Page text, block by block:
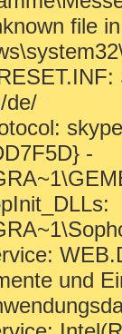
file
de/
-
und